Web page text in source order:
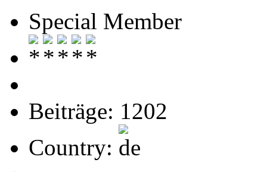
Special Member
Beiträge: 1202
Country: